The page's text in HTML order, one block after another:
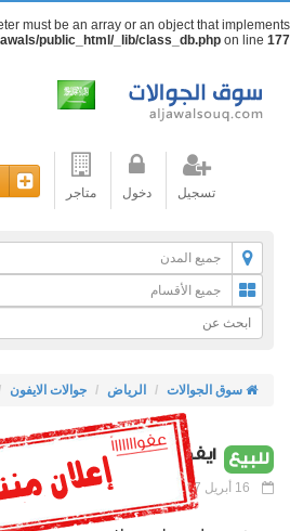
must be an array or an object that implements
public_html/_lib/class_db.php on line 177
تسجيل دخول متاجر
جميع المدن
جميع الأقسام
سوق الجوالات الرياض جوالات الايفون
للبيع ايفون 6 16 جيجا نظيف ولا خدشه مره مره
رقم